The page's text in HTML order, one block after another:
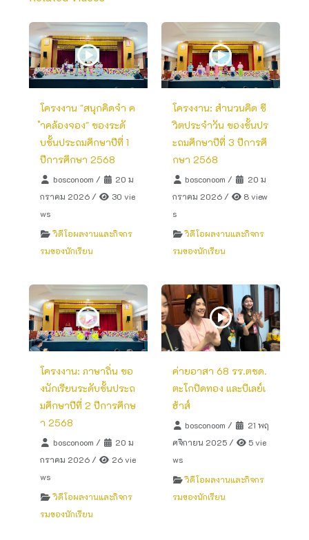
โครงงาน "สนุกคิดจำ ค
ำคล้องจอง" ของระดั
บชั้นประถมศึกษาปีที่ 1
ปีการศึกษา 2568
bosconoom /
20 ม
กราคม 2026 /
30 vie
ws
วิดีโอผลงานและกิจกร
รมของนักเรียน
โครงงาน: สำนวนคิด ชี
วิตประจำวัน ของชั้นปร
ะถมศึกษาปีที่ 3 ปีการศึ
กษา 2568
bosconoom /
20 ม
กราคม 2026/
8 view
s
วิดีโอผลงานและกิจกร
รมของนักเรียน
โครงงาน: ภาษาถิ่น ขอ
งนักเรียนระดับชั้นประถ
มศึกษาปีที่ 2 ปีการศึกษ
า 2568
bosconoom /
20 ม
กราคม 2026 /
26 vie
ws
วิดีโอผลงานและกิจกร
รมของนักเรียน
ค่ายอาสา 68 รร.ตชด.
ตะโกปิดทอง และบีเลย์เ
ฮ้าส์
bosconoom /
21 พฤ
ศจิกายน 2025/
5 vie
ws
วิดีโอผลงานและกิจกร
รมของนักเรียน